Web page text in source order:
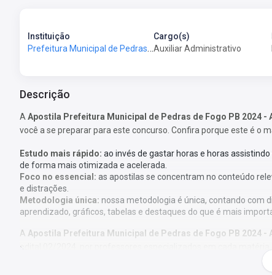
Instituição
Prefeitura Municipal de Pedras de Fogo PB - Prefeitura de Pedras de Fogo PB
Cargo(s)
Auxiliar Administrativo
Descrição
A Apostila Prefeitura Municipal de Pedras de Fogo PB 2024
você a se preparar para este concurso. Confira porque este é o
Estudo mais rápido: ao invés de gastar horas e horas
de forma mais otimizada e acelerada.
Foco no essencial: as apostilas se concentram no conteúdo
e distrações.
Metodologia única: nossa metodologia é única, contando com
aprendizado, gráficos, tabelas e destaques do que é mais
A Apostila Prefeitura Municipal de Pedras de Fogo PB 2024
edital 02/2024, por professores especializados em cada matéria